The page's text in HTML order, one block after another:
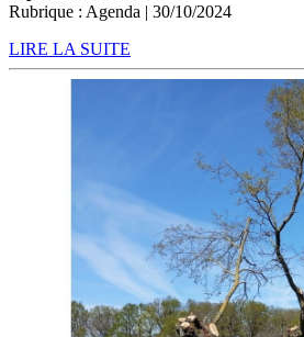
Rubrique : Agenda | 30/10/2024
LIRE LA SUITE